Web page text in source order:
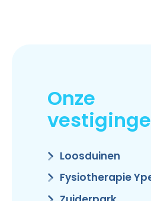
Onze
Loosduinen
Fysiotherapie